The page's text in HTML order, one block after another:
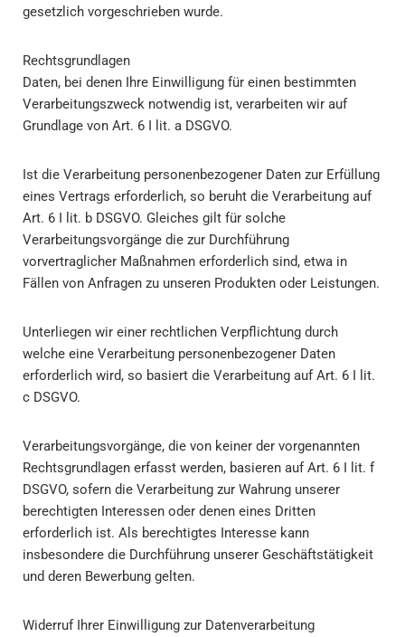
gesetzlich vorgeschrieben wurde.
Rechtsgrundlagen
Daten, bei denen Ihre Einwilligung für einen bestimmten
Verarbeitungszweck notwendig ist, verarbeiten wir auf
Grundlage von Art. 6 I lit. a DSGVO.
Ist die Verarbeitung personenbezogener Daten zur Erfüllung
eines Vertrags erforderlich, so beruht die Verarbeitung auf
Art. 6 I lit. b DSGVO. Gleiches gilt für solche
Verarbeitungsvorgänge die zur Durchführung
vorvertraglicher Maßnahmen erforderlich sind, etwa in
Fällen von Anfragen zu unseren Produkten oder Leistungen.
Unterliegen wir einer rechtlichen Verpflichtung durch
welche eine Verarbeitung personenbezogener Daten
erforderlich wird, so basiert die Verarbeitung auf Art. 6 I lit.
c DSGVO.
Verarbeitungsvorgänge, die von keiner der vorgenannten
Rechtsgrundlagen erfasst werden, basieren auf Art. 6 I lit. f
DSGVO, sofern die Verarbeitung zur Wahrung unserer
berechtigten Interessen oder denen eines Dritten
erforderlich ist. Als berechtigtes Interesse kann
insbesondere die Durchführung unserer Geschäftstätigkeit
und deren Bewerbung gelten.
Widerruf Ihrer Einwilligung zur Datenverarbeitung